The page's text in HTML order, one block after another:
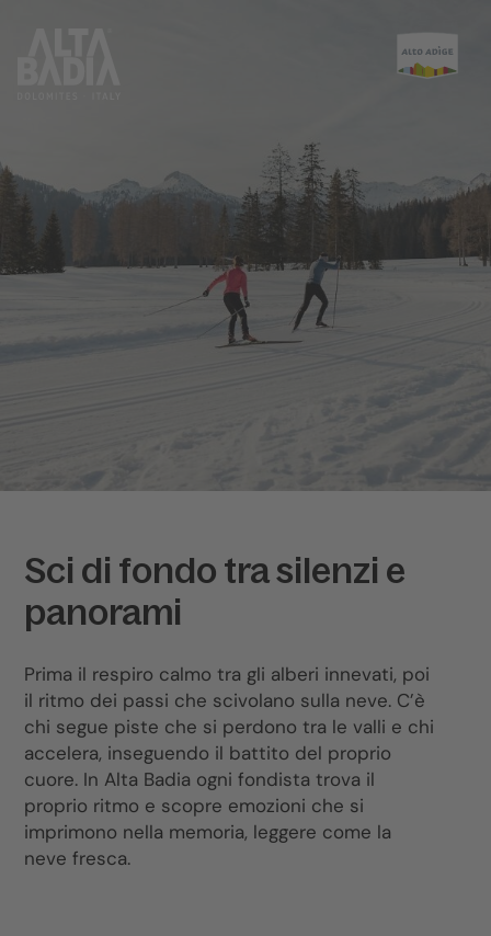
Sci di fondo tra silenzi e
panorami
Prima il respiro calmo tra gli alberi innevati, poi
il ritmo dei passi che scivolano sulla neve. C’è
chi segue piste che si perdono tra le valli e chi
accelera, inseguendo il battito del proprio
cuore. In Alta Badia ogni fondista trova il
proprio ritmo e scopre emozioni che si
imprimono nella memoria, leggere come la
neve fresca.